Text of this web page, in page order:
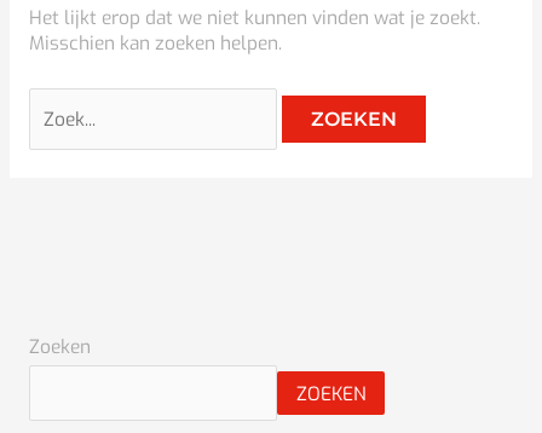
Het lijkt erop dat we niet kunnen vinden wat je zoekt.
Misschien kan zoeken helpen.
Zoeken
ZOEKEN